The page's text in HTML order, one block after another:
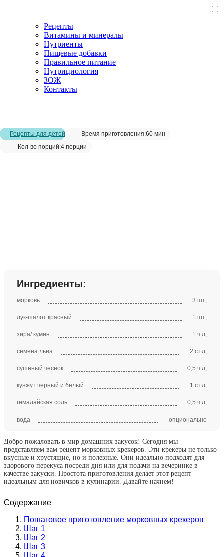
Рецепты
Витамины и минералы
Нутриенты
Пищевые добавки
Правильное питание
Нутрициология
ЗОЖ
Контакты
Рецепты для детей Время приготовления:60 мин
Кол-во порций:4 порции
Ингредиенты:
морковь 3 шт;
лук-шалот красный 1 шт;
зира/ кумин 1 ч.л;
семена льна 2 ст.л;
сушеный чеснок 0,5 ч.л;
кунжут черный и белый 1 ст.л;
гималайская соль 0,5 ч.л;
вода опционально
Добро пожаловать в мир домашних закусок! Сегодня мы
представляем вам рецепт морковных крекеров. Эти крекеры не только
вкусные и хрустящие, но и полезные. Они идеально подходят для
здорового перекуса посреди дня или для подачи на вечеринке в
качестве закуски. Простота приготовления делает этот рецепт
идеальным для новичков в кулинарии. Давайте начнем!
Содержание
Пошаговое приготовление морковных крекеров
Шаг 1
Шаг 2
Шаг 3